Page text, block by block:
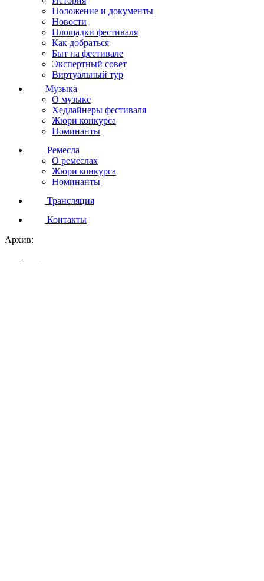
Положение и документы
Новости
Площадки фестиваля
Как добраться
Быт на фестивале
Экспертный совет
Виртуальный тур
Музыка
О музыке
Хедлайнеры фестиваля
Жюри конкурса
Номинанты
Ремесла
О ремеслах
Жюри конкурса
Номинанты
Трансляция
Контакты
Архив: